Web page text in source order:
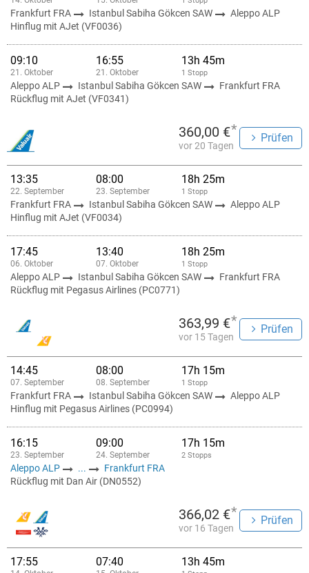
Frankfurt FRA Istanbul Sabiha Gökcen SAW
Aleppo ALP
Hinflug mit AJet (VF0036)
09:10
21. Oktober
16:55
21. Oktober
13h 45m
1 Stopp
Aleppo ALP Istanbul Sabiha Gökcen SAW
Frankfurt FRA
Rückflug mit AJet (VF0341)
360,00 €*
vor 20 Tagen
Prüfen
13:35
22. September
08:00
23. September
18h 25m
1 Stopp
Frankfurt FRA Istanbul Sabiha Gökcen SAW
Aleppo ALP
Hinflug mit AJet (VF0034)
17:45
06. Oktober
13:40
07. Oktober
18h 25m
1 Stopp
Aleppo ALP Istanbul Sabiha Gökcen SAW
Frankfurt FRA
Rückflug mit Pegasus Airlines (PC0771)
363,99 €*
vor 15 Tagen
Prüfen
14:45
07. September
08:00
08. September
17h 15m
1 Stopp
Frankfurt FRA Istanbul Sabiha Gökcen SAW
Aleppo ALP
Hinflug mit Pegasus Airlines (PC0994)
16:15
23. September
09:00
24. September
17h 15m
2 Stopps
Aleppo ALP ...
Frankfurt FRA
Rückflug mit Dan Air (DN0552)
366,02 €*
vor 16 Tagen
Prüfen
17:55 07:40 13h 45m